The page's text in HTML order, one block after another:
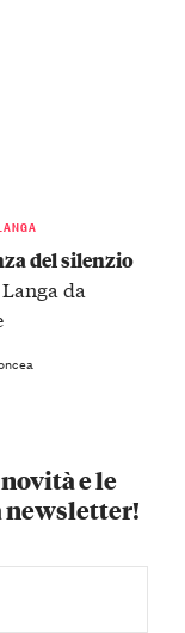
del silenzio
da
e le
newsletter!